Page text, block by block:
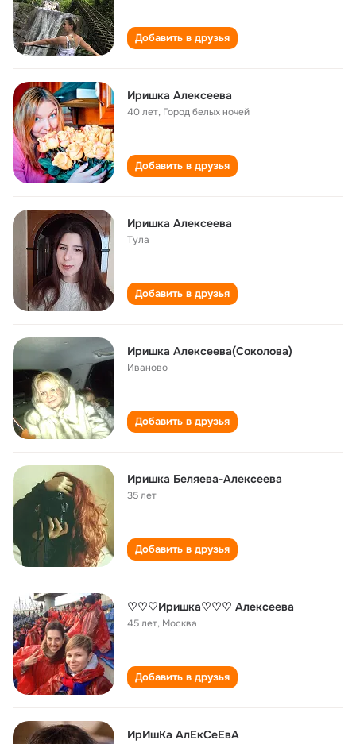
Добавить в друзья
Иришка Алексеева
40 лет, Город белых ночей
Добавить в друзья
Иришка Алексеева
Тула
Добавить в друзья
Иришка Алексеева(Соколова)
Иваново
Добавить в друзья
Иришка Беляева-Алексеева
35 лет
Добавить в друзья
♡♡♡Иришка♡♡♡ Алексеева
45 лет, Москва
Добавить в друзья
ИрИшКа АлЕкСеЕвА